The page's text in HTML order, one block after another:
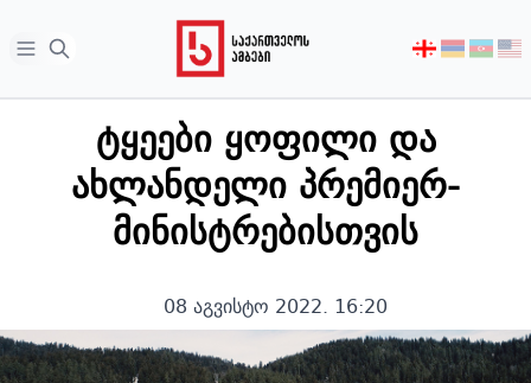
Open sidebar
აირჩიეთ
ტყეები ყოფილი და
ახლანდელი პრემიერ-
მინისტრებისთვის
08 აგვისტო 2022. 16:20